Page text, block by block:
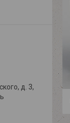
д. 3,